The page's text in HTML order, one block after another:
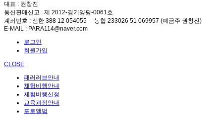
대표 : 권창진
통신판매신고 : 제 2012-경기양평-0061호
계좌번호 : 신한 388 12 054055 농협 233026 51 069957 (예금주 권창진)
E-MAIL : PARA114@naver.com
로그인
회원가입
CLOSE
패러러브안내
체험비행안내
체험비행신청
교육과정안내
포토앨범